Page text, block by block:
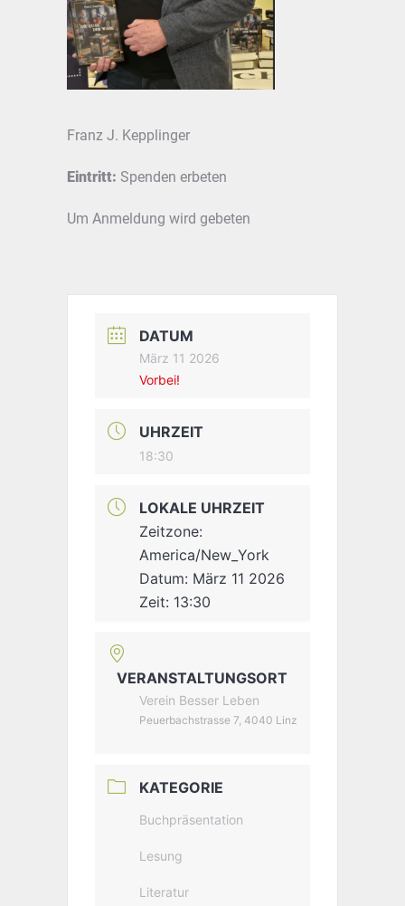
Franz J. Kepplinger
Eintritt: Spenden erbeten
Um Anmeldung wird gebeten
DATUM
März 11 2026
Vorbei!
UHRZEIT
18:30
LOKALE UHRZEIT
Zeitzone:
America/New_York
Datum: März 11 2026
Zeit: 13:30
VERANSTALTUNGSORT
Verein Besser Leben
Peuerbachstrasse 7, 4040 Linz
KATEGORIE
Buchpräsentation
Lesung
Literatur